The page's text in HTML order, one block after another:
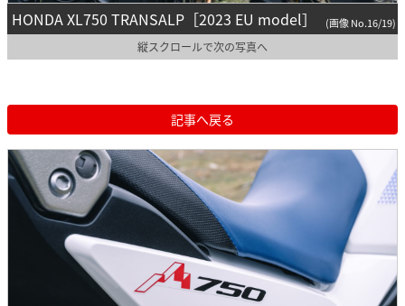
HONDA XL750 TRANSALP［2023 EU model］ (画像 No.16/19)
縦スクロールで次の写真へ
記事へ戻る